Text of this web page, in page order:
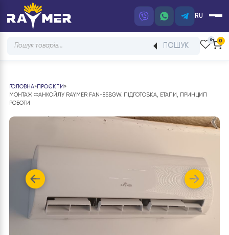
RU
Products
ПОШУК
ГОЛОВНА»ПРОЄКТИ»
МОНТАЖ ФАНКОЙЛУ RAYMER FAN-85BGW. ПІДГОТОВКА, ЕТАПИ,